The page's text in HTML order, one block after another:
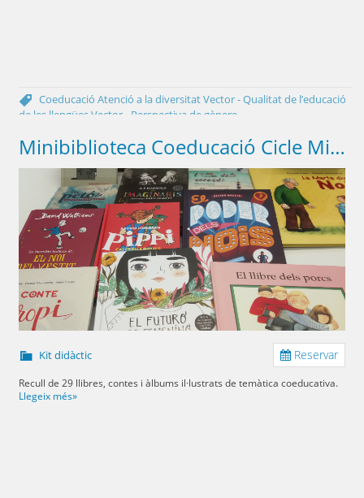
CoeducacióAtenció a la diversitatVector - Qualitat de l’educació
de les llengüesVector - Perspectiva de gènere
Minibiblioteca Coeducació Cicle Mitjà i Cicle Superior
Reservar
Kit didàctic
Recull de 29 llibres, contes i àlbums il·lustrats de temàtica coeducativa.
Llegeix més»